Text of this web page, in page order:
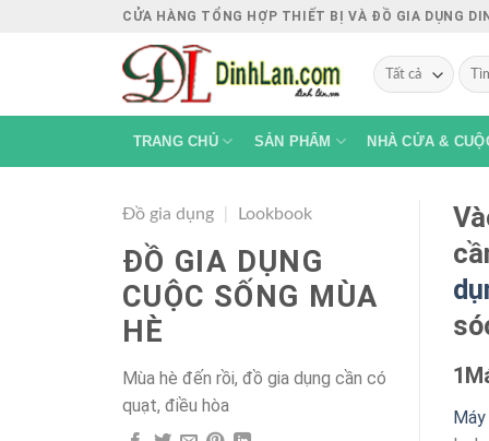
CỬA HÀNG TỔNG HỢP THIẾT BỊ VÀ ĐỒ GIA DỤNG
Tìm
TRANG CHỦ SẢN PHẨM NHÀ CỬA &
Đồ gia dụng Lookbook
ĐỒ GIA DỤNG
CUỘC SỐNG MÙA
HÈ
Mùa hè đến rồi, đồ gia dụng cần có
quạt, điều hòa
1
Máy